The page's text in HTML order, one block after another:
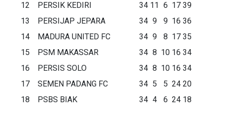
12
PERSIK KEDIRI 34 11 6 17 39
13
PERSIJAP JEPARA 34 9 9 16 36
14
MADURA UNITED FC 34 9 8 17 35
15
PSM MAKASSAR 34 8 10 16 34
16
PERSIS SOLO 34 8 10 16 34
17
SEMEN PADANG FC 34 5 5 24 20
18
PSBS BIAK 34 4 6 24 18